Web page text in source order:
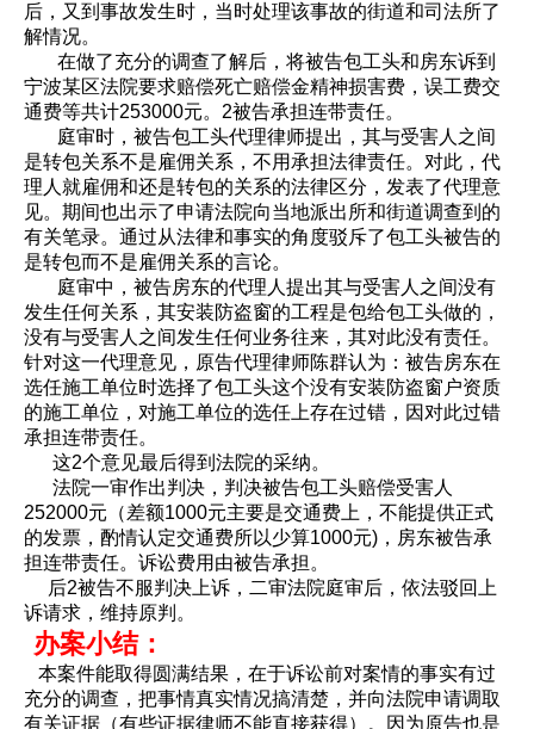
后，又到事故发生时，当时处理该事故的街道和司法所了
解情况。
在做了充分的调查了解后，将被告包工头和房东诉到
宁波某区法院要求赔偿死亡赔偿金精神损害费，误工费交
通费等共计253000元。2被告承担连带责任。
庭审时，被告包工头代理律师提出，其与受害人之间
是转包关系不是雇佣关系，不用承担法律责任。对此，代
理人就雇佣和还是转包的关系的法律区分，发表了代理意
见。期间也出示了申请法院向当地派出所和街道调查到的
有关笔录。通过从法律和事实的角度驳斥了包工头被告的
是转包而不是雇佣关系的言论。
庭审中，被告房东的代理人提出其与受害人之间没有
发生任何关系，其安装防盗窗的工程是包给包工头做的，
没有与受害人之间发生任何业务往来，其对此没有责任。
针对这一代理意见，原告代理律师陈群认为：被告房东在
选任施工单位时选择了包工头这个没有安装防盗窗户资质
的施工单位，对施工单位的选任上存在过错，因对此过错
承担连带责任。
这2个意见最后得到法院的采纳。
法院一审作出判决，判决被告包工头赔偿受害人
252000元（差额1000元主要是交通费上，不能提供正式
的发票，酌情认定交通费所以少算1000元)，房东被告承
担连带责任。诉讼费用由被告承担。
后2被告不服判决上诉，二审法院庭审后，依法驳回上
诉请求，维持原判。
办案小结：
本案件能取得圆满结果，在于诉讼前对案情的事实有过
充分的调查，把事情真实情况搞清楚，并向法院申请调取
有关证据（有些证据律师不能直接获得）。因为原告也是